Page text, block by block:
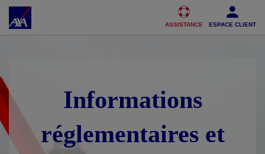
Accéder au Contenu Accéder au Pied de page
ASSISTANCE ESPACE CLIENT
Informations
réglementaires et